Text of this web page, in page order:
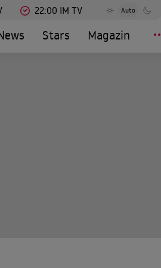
22:00 IM TV Auto
Stars Magazin